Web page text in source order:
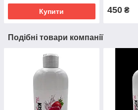
Купити 450₴
Подібні товари компанії